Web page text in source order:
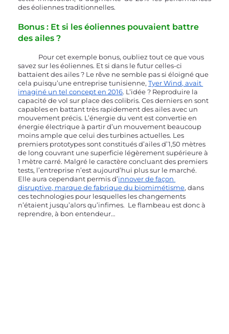
des éoliennes traditionnelles.
Bonus : Et si les éoliennes pouvaient battre
des ailes ?
savez sur les éoliennes. Et si dans le futur celles-ci
battaient des ailes ? Le rêve ne semble pas si éloigné que
cela puisqu’une entreprise tunisienne, Tyer Wind, avait
imaginé un tel concept en 2016. L’idée ? Reproduire la
capacité de vol sur place des colibris. Ces derniers en sont
capables en battant très rapidement des ailes avec un
mouvement précis. L’énergie du vent est convertie en
énergie électrique à partir d’un mouvement beaucoup
moins ample que celui des turbines actuelles. Les
premiers prototypes sont constitués d’ailes d’1,50 mètres
de long couvrant une superficie légèrement supérieure à
1 mètre carré. Malgré le caractère concluant des premiers
tests, l’entreprise n’est aujourd’hui plus sur le marché.
Elle aura cependant permis d’innover de façon
disruptive, marque de fabrique du biomimétisme, dans
ces technologies pour lesquelles les changements
n’étaient jusqu’alors qu’infimes.  Le flambeau est donc à
reprendre, à bon entendeur…